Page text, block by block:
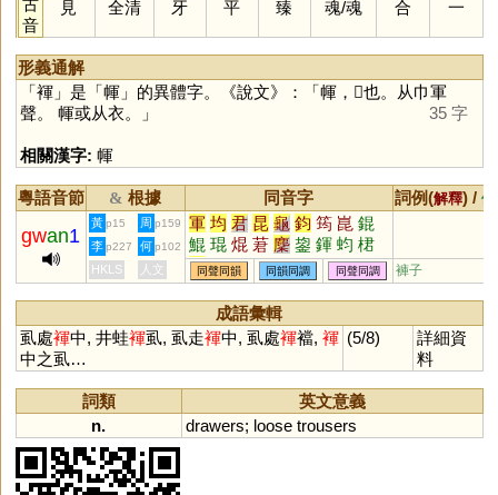
古
音
見
全清 牙 平 臻 魂/魂 合 一
形義通解
「褌」是「㡓」的異體字。《說文》：「㡓，𢃭也。从巾軍
聲。 㡓或从衣。」
35 字
相關漢字: 㡓
粵語音節 & 根據 同音字 詞例(解釋) /
gwan1
黃 p15 周 p159 軍 均 君 昆 龜 鈞 筠 崑 錕
鯤 琨 焜 莙 麇 鋆 鍕 蚐 桾
頵 鶤 鮶 皸 晜 袀
李 p227 何 p102
HKLS 人文 同聲同韻 同韻同調 同聲同調 褲子
成語彙輯
虱處褌中, 井蛙褌虱, 虱走褌中, 虱處褌襠, 褌
中之虱…
(5/8)
詳細資
料
詞類
英文意義
n.
drawers; loose trousers